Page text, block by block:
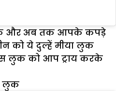
और अब तक आपके कपड़े
को ये दुल्हें मीया लुक
लुक को आप ट्राय करके
लुक